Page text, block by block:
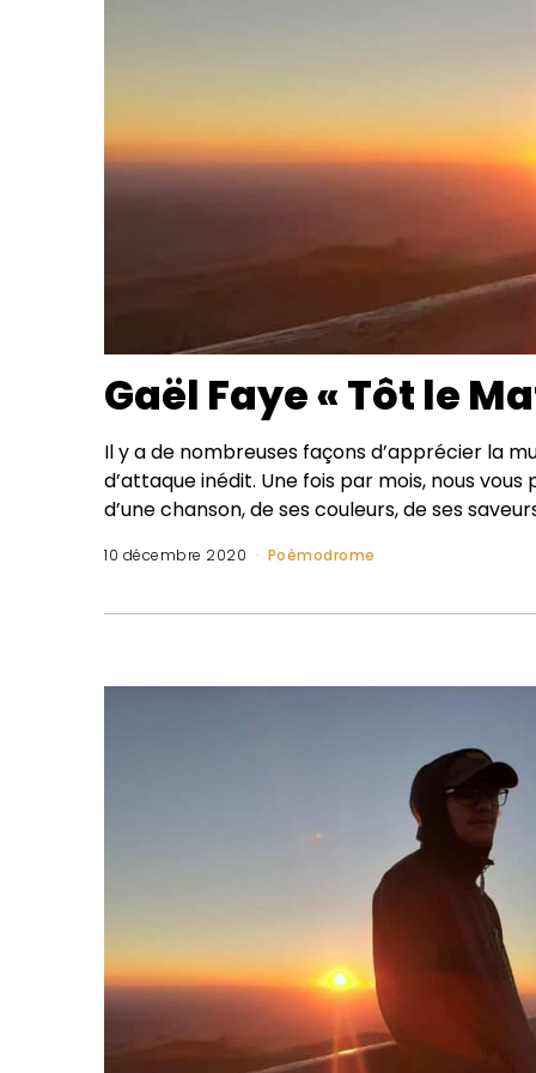
Gaël Faye « Tôt le
Il y a de nombreuses façons d’apprécier la
d’attaque inédit. Une fois par mois, nous
d’une chanson, de ses couleurs, de ses
10 décembre 2020 Poèmodrome